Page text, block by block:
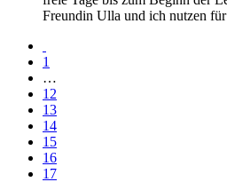
Freundin Ulla und ich nutzen
1
…
12
13
14
15
16
17